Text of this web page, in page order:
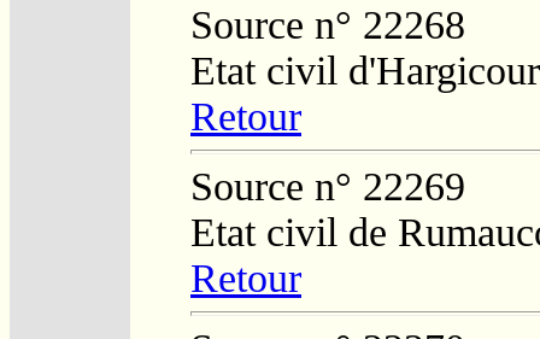
Source n° 22268
Etat civil
Retour
Source n° 22269
Etat civil de
Retour